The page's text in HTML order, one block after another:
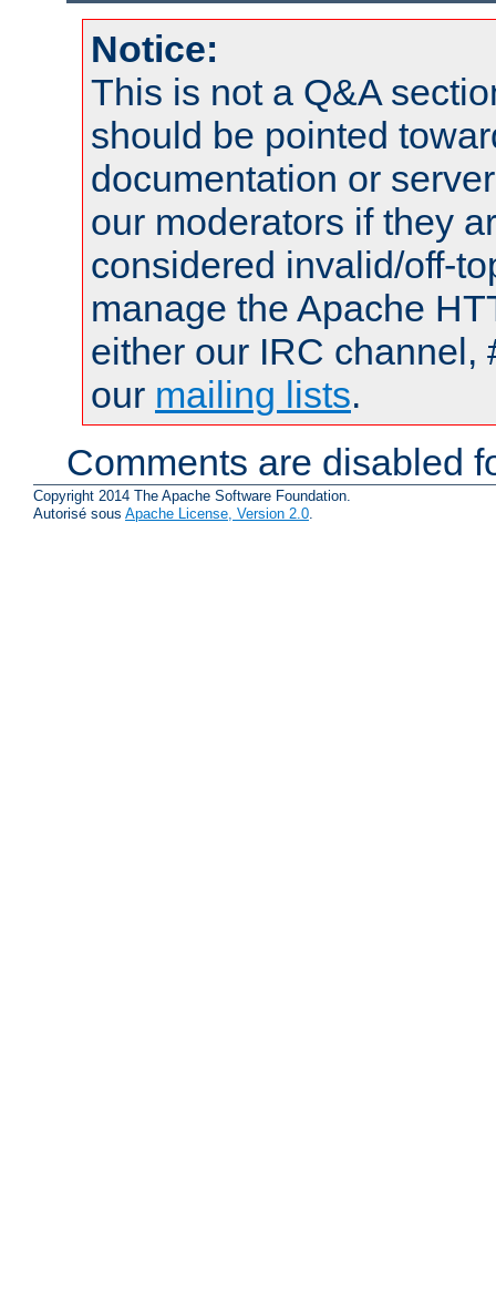
Notice:
This is not a Q&A
should be pointed
documentation or
our moderators if they
considered invalid/off-
manage the Apache
either our IRC channel,
our mailing lists.
Comments are disabled
Copyright 2014 The Apache Software Foundation.
Autorisé sous Apache License, Version 2.0.